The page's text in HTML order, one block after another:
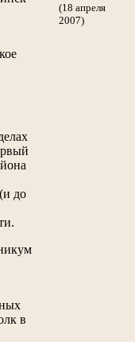
до
в
(18 апреля
2007)